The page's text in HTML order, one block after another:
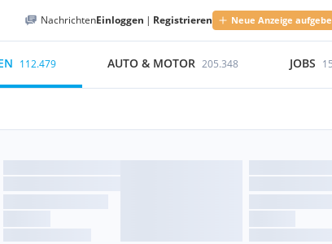
NachrichtenEinloggen | Registrieren Neue Anzeige
112.479 AUTO & MOTOR 205.348 JOBS